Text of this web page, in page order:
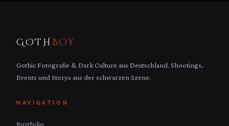
GOTH BOY
Gothic Fotografie & Dark Culture aus Deutschland. Shootings,
Events und Storys aus der schwarzen Szene.
NAVIGATION
Portfolio